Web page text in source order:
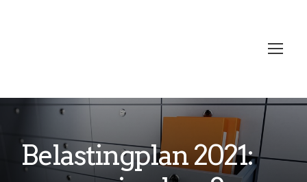
Belastingplan 2021: